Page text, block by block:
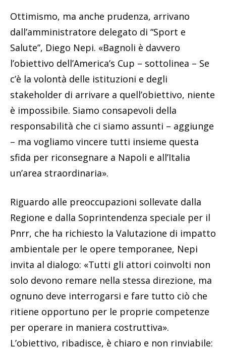
Ottimismo, ma anche prudenza, arrivano
dall’amministratore delegato di “Sport e
Salute”, Diego Nepi. «Bagnoli è davvero
l’obiettivo dell’America’s Cup – sottolinea – Se
c’è la volontà delle istituzioni e degli
stakeholder di arrivare a quell’obiettivo, niente
è impossibile. Siamo consapevoli della
responsabilità che ci siamo assunti – aggiunge
– ma vogliamo vincere tutti insieme questa
sfida per riconsegnare a Napoli e all’Italia
un’area straordinaria».
Riguardo alle preoccupazioni sollevate dalla
Regione e dalla Soprintendenza speciale per il
Pnrr, che ha richiesto la Valutazione di impatto
ambientale per le opere temporanee, Nepi
invita al dialogo: «Tutti gli attori coinvolti non
solo devono remare nella stessa direzione, ma
ognuno deve interrogarsi e fare tutto ciò che
ritiene opportuno per le proprie competenze
per operare in maniera costruttiva».
L’obiettivo, ribadisce, è chiaro e non rinviabile: